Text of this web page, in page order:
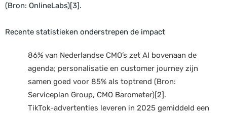
(Bron: OnlineLabs)[3].
Recente statistieken onderstrepen de impact
86% van Nederlandse CMO’s zet AI bovenaan de
agenda; personalisatie en customer journey zijn
samen goed voor 85% als toptrend (Bron:
Serviceplan Group, CMO Barometer)[2].
TikTok-advertenties leveren in 2025 gemiddeld een